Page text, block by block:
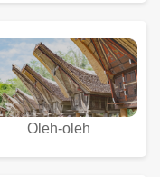
Oleh-oleh